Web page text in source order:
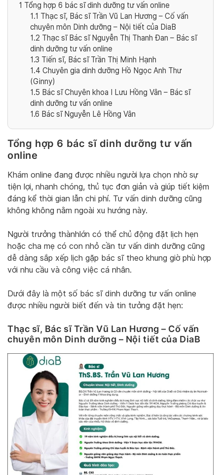
1 Tổng hợp 6 bác sĩ dinh dưỡng tư vấn online
1.1 Thạc sĩ, Bác sĩ Trần Vũ Lan Hương – Cố vấn
chuyên môn Dinh dưỡng – Nội tiết của DiaB
1.2 Thạc sĩ Bác sĩ Nguyễn Thị Thanh Đan – Bác sĩ
dinh dưỡng tư vấn online
1.3 Tiến sĩ, Bác sĩ Trần Thị Minh Hạnh
1.4 Chuyên gia dinh dưỡng Hồ Ngọc Anh Thư
(Ginny)
1.5 Bác sĩ Chuyên khoa I Lưu Hồng Vân – Bác sĩ
dinh dưỡng tư vấn online
1.6 Bác sĩ Nguyễn Lê Hồng Vân
Tổng hợp 6 bác sĩ dinh dưỡng tư vấn
online
Khám online đang được nhiều người lựa chọn nhờ sự
tiện lợi, nhanh chóng, thủ tục đơn giản và giúp tiết kiệm
đáng kể thời gian lẫn chi phí. Tư vấn dinh dưỡng cũng
không không nằm ngoài xu hướng này.
Người trưởng thànhlớn có thể chủ động đặt lịch hẹn
hoặc cha mẹ có con nhỏ cần tư vấn dinh dưỡng cũng
dễ dàng sắp xếp lịch gặp bác sĩ theo khung giờ phù hợp
với nhu cầu và công việc cá nhân.
Dưới đây là một số bác sĩ dinh dưỡng tư vấn online
được nhiều người biết đến và tin tưởng đặt hẹn:
Thạc sĩ, Bác sĩ Trần Vũ Lan Hương – Cố vấn
chuyên môn Dinh dưỡng – Nội tiết của DiaB